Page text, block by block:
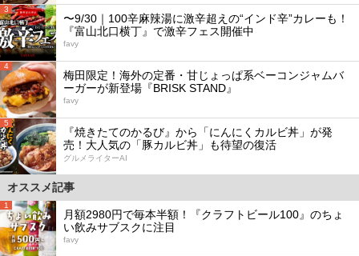
3
〜9/30｜100辛麻辣湯に激辛超えの“インド辛”カレーも！
『富山北口横丁』で激辛フェス開催中
favy
4
梅田限定！海外の定番・甘じょっぱ系ベーコンジャムバ
ーガーが新登場『BRISK STAND』
favy
5
『焼きたてのかるび』から「にんにくカルビ丼」が発
売！大人気の「豚カルビ丼」も待望の復活
グルメライターAI
オススメ記事
1
月額2980円で毎本半額！『クラフトビール100』のちょ
い飲みサブスクに注目
favy